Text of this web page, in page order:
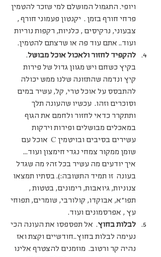
ויופי. התגמול המושלם למי שזכר להטמין
פרחי חורף בזמן .  יקנטון פעמוני חורף ,
צבעוני, נרקיסים , כלניות, רקפות נוריות
ועוד.. אתם עוד פה או שרצתם להטמין.
להקפיד לחזור ולאכול אוכל מבושל.
בקיץ כשחם ויש מגוון גדול של פירות
קיץ ונדמה שהתזונה שלנו ממש יכולה
להתבסס על אוכל טרי, קל, עשיר במים
וסוכרים וזהו.  עכשיו שהעונה תלך
ותתקרר כדאי לחזור ולחמם את הגוף
במאכלים מבושלים ופירות וירקות
עשירים בסיבים ובויטמין C  אוכל עם
שומן ממקור צמחי נגדי חימצון ועוד...
איך יודעים מה עשיר בכל זה? מה שגדל
בעונה  זו תמיד התשובה:). בסתיו תמצאו
צנוניות, גיואבות, רימונים, בטטות ,
תפו"א, אבוקדו, קולורבי, שומרים, תפוחי
עץ , אפרסמונים ועוד.
לבלות בחוץ.  אל תפספסו את העונה הכי
נעימה לבלות בחוץ..חודשיים וקצת ואז
נהיה קר ורטוב.  מוזמנים להצטרף אלינו